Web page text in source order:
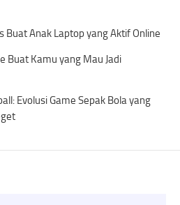
Buat Anak Laptop yang Aktif Online
Buat Kamu yang Mau Jadi
Evolusi Game Sepak Bola yang